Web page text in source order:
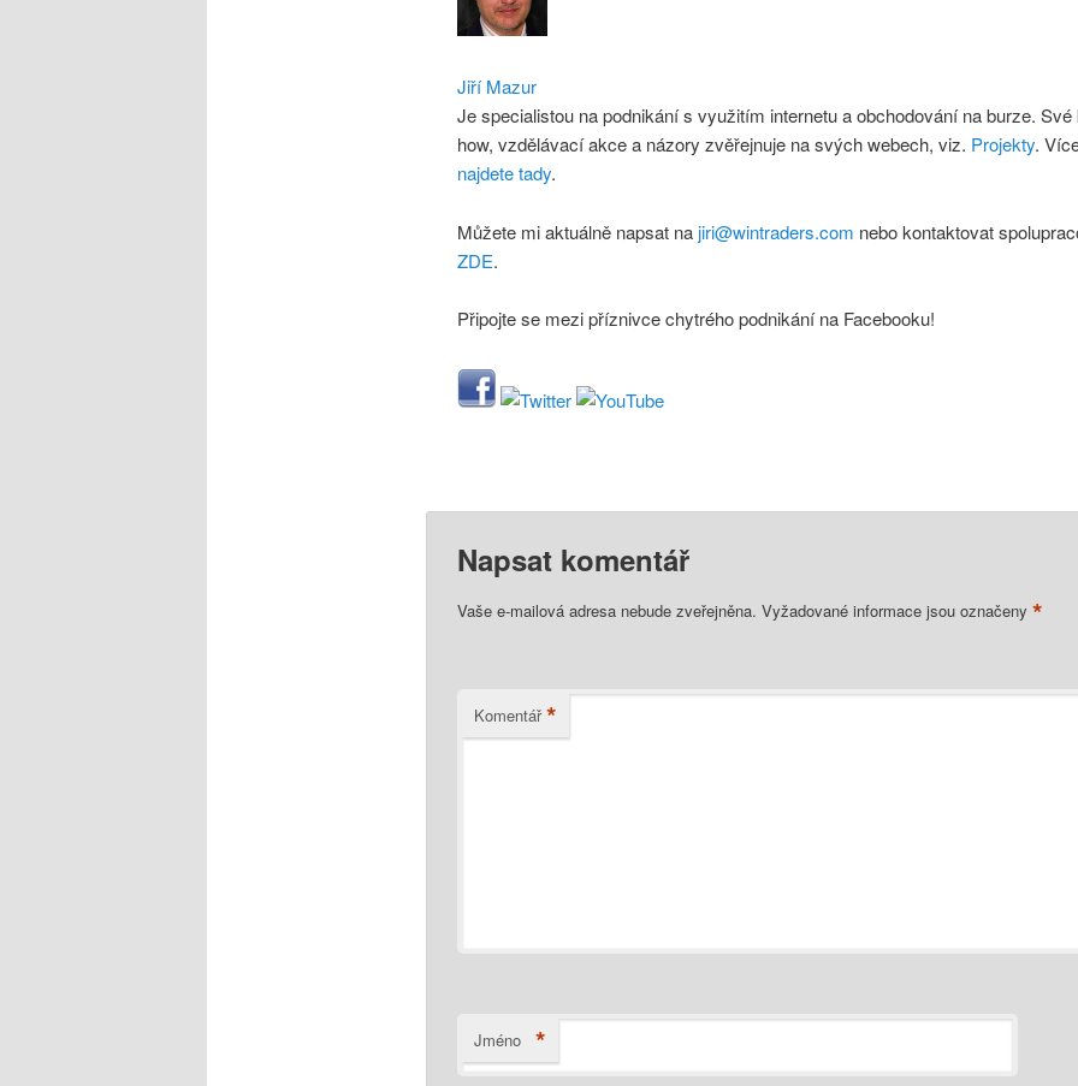
Jiří Mazur
Je specialistou na podnikání s využitím internetu a obchodování na burze. Své
how, vzdělávací akce a názory zvěřejnuje na svých webech, viz. Projekty.
najdete tady.
Můžete mi aktuálně napsat najiri@wintraders.com nebo kontaktovat
ZDE.
Připojte se mezi příznivce chytrého podnikání na Facebooku!
Napsat komentář
Vaše e-mailová adresa nebude zveřejněna. Vyžadované informace jsou označeny *
Komentář *
Jméno *